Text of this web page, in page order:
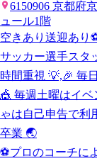
6150906 京都府
ュール1階
空きあり 送迎あり
サッカー選手スタ
時間重視 💡,🎉 毎
🎪 毎週土曜はイ
ゃは自己申告で利
卒業 🌏
⚽プロのコーチに